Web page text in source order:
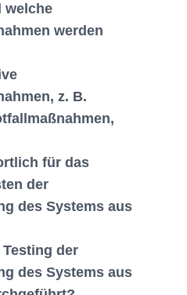
welche
werden
z. B.
für das
der
des Systems aus
der
des Systems aus